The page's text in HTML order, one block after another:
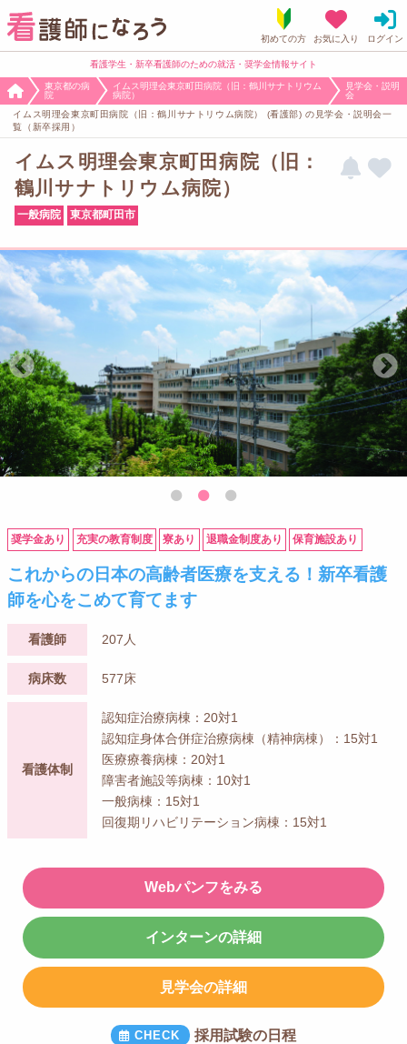
看護学生・新卒看護師のための就活・奨学金情報サイト
東京都の病
院
イムス明理会東京町田病院（旧：鶴川サナトリウム
病院）
見学会・説明
会
イムス明理会東京町田病院（旧：鶴川サナトリウム病院） (看護部) の見学会・説明会一
覧（新卒採用）
イムス明理会東京町田病院（旧：
鶴川サナトリウム病院）
一般病院 東京都町田市
奨学金あり 充実の教育制度 寮あり 退職金制度あり 保育施設あり
これからの日本の高齢者医療を支える！新卒看護
師を心をこめて育てます
看護師 207人
病床数 577床
看護体制
認知症治療病棟：20対1
認知症身体合併症治療病棟（精神病棟）：15対1
医療療養病棟：20対1
障害者施設等病棟：10対1
一般病棟：15対1
回復期リハビリテーション病棟：15対1
Webパンフをみる
インターンの詳細
見学会の詳細
採用試験の日程